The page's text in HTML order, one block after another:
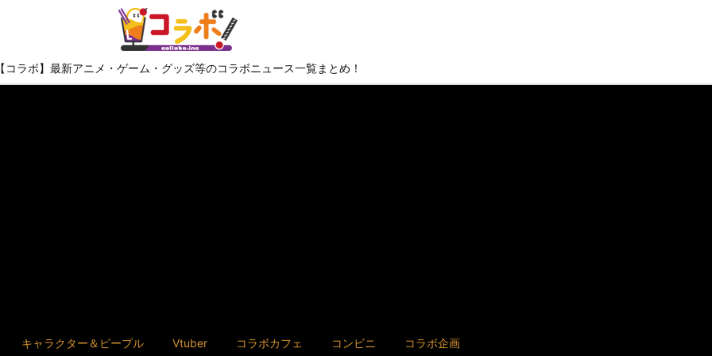
【コラボ】最新アニメ・ゲーム・グッズ等のコラボニュース一覧まとめ！
キャラクター＆ピープル Vtuber コラボカフェ コンビニ コラボ企画